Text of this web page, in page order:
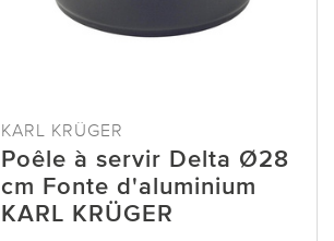
KARL KRÜGER
Poêle à servir Delta Ø28
cm Fonte d'aluminium
KARL KRÜGER